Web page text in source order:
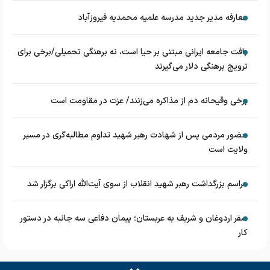
معارفه مدیر جدید مدرسه علمیه محمدیه فیروزآباد
بافت جامعه ایرانی مبتنی بر حیا است، نه برهنگی تحمیلی/برخی برای
ترویج برهنگی دلار می‌گیرند
برخی وقیحانه دم از مذاکره می‌زنند/ عزت در مقاومت است
حضور مردمی پس از شهادت رهبر شهید تداوم مطالبه‌گری در مسیر
ولایت است
مراسم بزرگداشت رهبر شهید انقلاب از سوی آیت‌الله اراکی برگزار شد
سفر اردوغان و شریف به عربستان؛ پیمان دفاعی سه جانبه در دستور
کار